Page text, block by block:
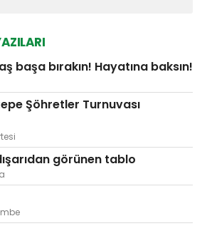
başa bırakın! Hayatına baksın!
Şöhretler Turnuvası
görünen tablo